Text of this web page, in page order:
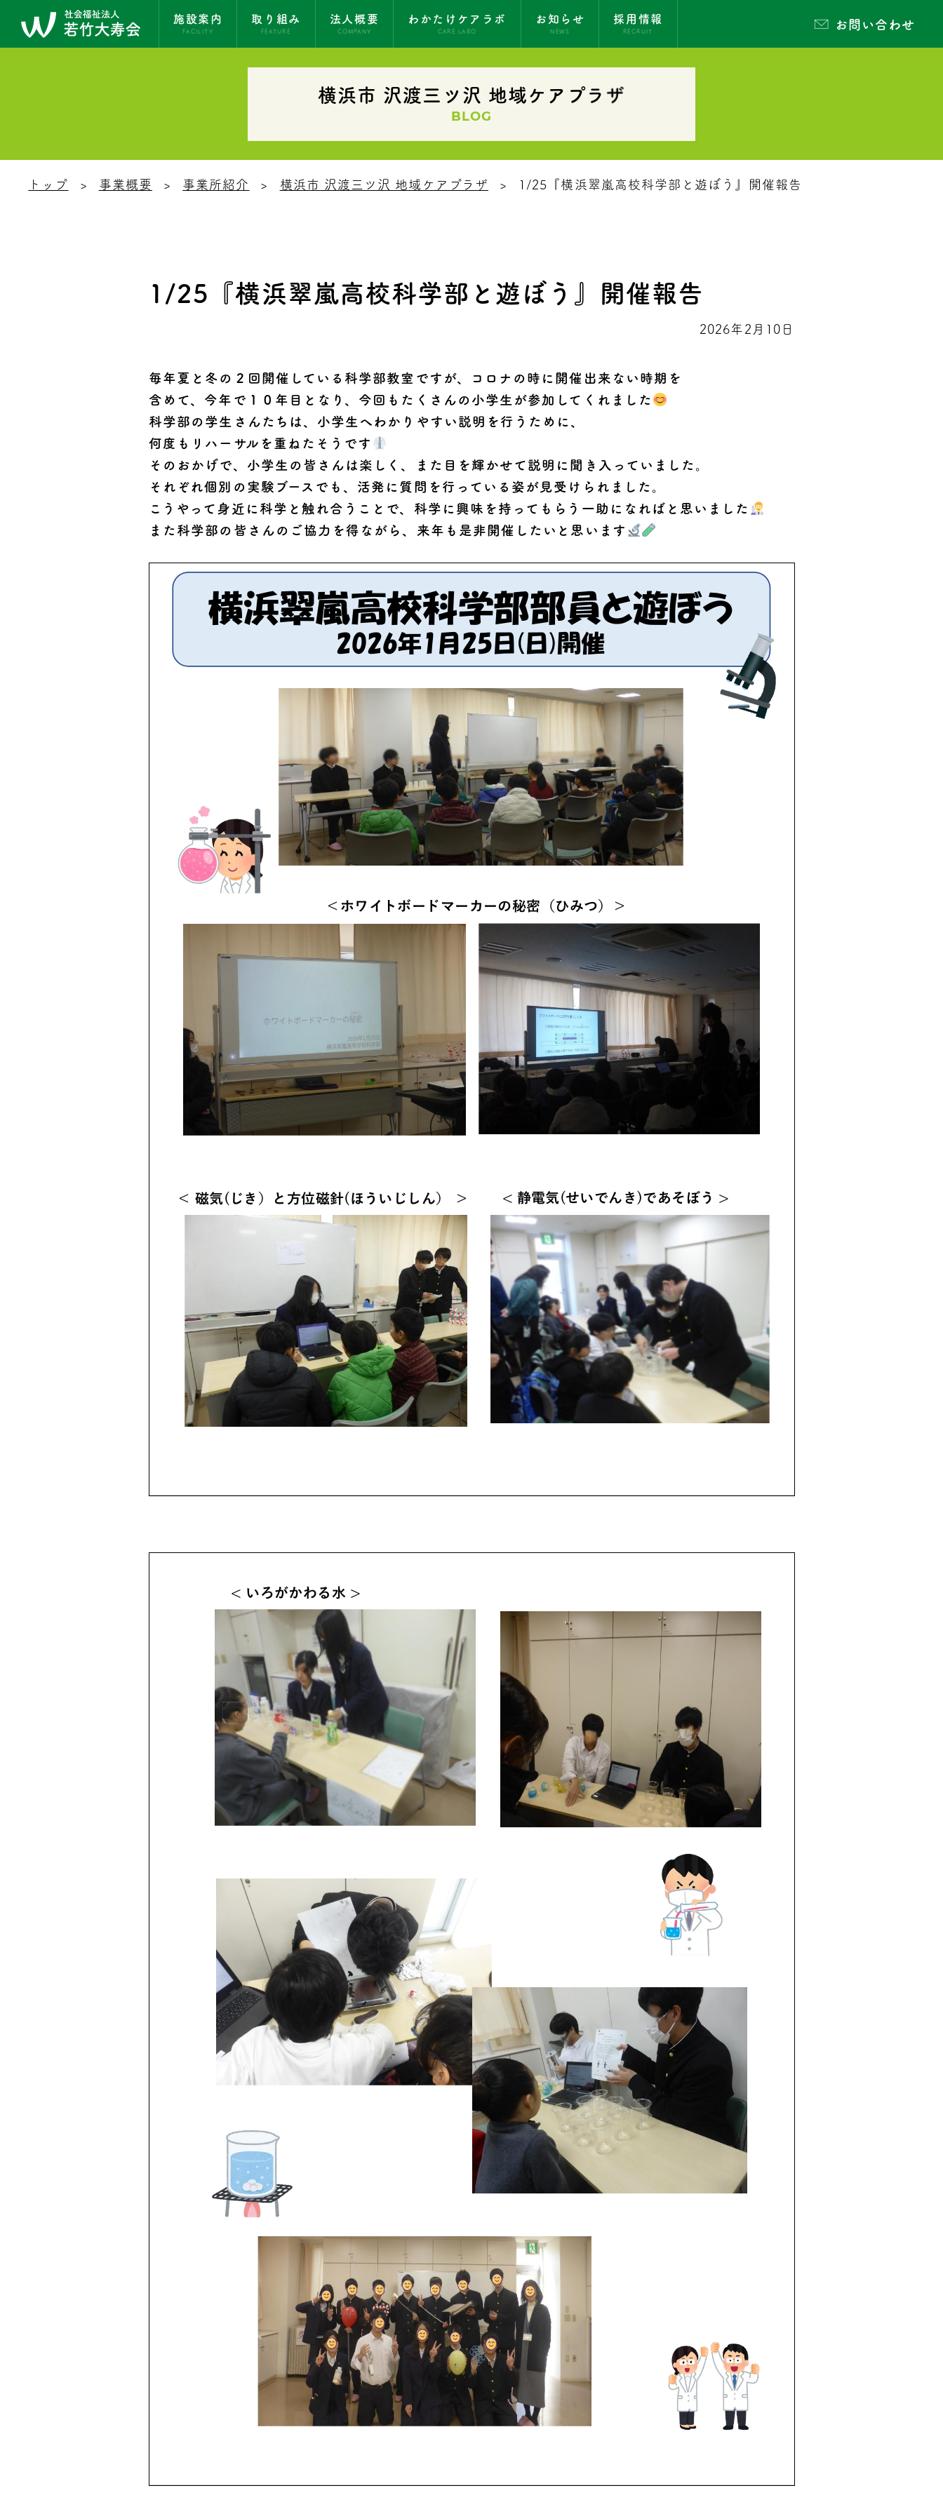
施設案内
FACILITY
取り組み
FEATURE
法人概要
COMPANY
わかたけケアラボ
CARE LABO
お知らせ
NEWS
採用情報
RECRUIT
お問い合わせ
横浜市 沢渡三ツ沢 地域ケアプラザ
BLOG
トップ 事業概要 事業所紹介 横浜市 沢渡三ツ沢 地域ケアプラザ 1/25『横浜翠嵐高校科学部と遊ぼう』開催報告
1/25『横浜翠嵐高校科学部と遊ぼう』開催報告
2026年2月10日
毎年夏と冬の２回開催している科学部教室ですが、コロナの時に開催出来ない時期を
含めて、今年で１０年目となり、 今回もたくさんの小学生が参加してくれました
科学部の学生さんたちは、小学生へわかりやすい説明を行うために、
何度もリハーサルを重ねたそうです
そのおかげで、小学生の皆さんは楽しく、また目を輝かせて説明に聞き入っていました。
それぞれ個別の実験ブースでも、活発に質問を行っている姿が見受けられました。
こうやって身近に科学と触れ合うことで、科学に興味を持ってもらう一助になればと思いました
また科学部の皆さんのご協力を得ながら、来年も是非開催したいと思います